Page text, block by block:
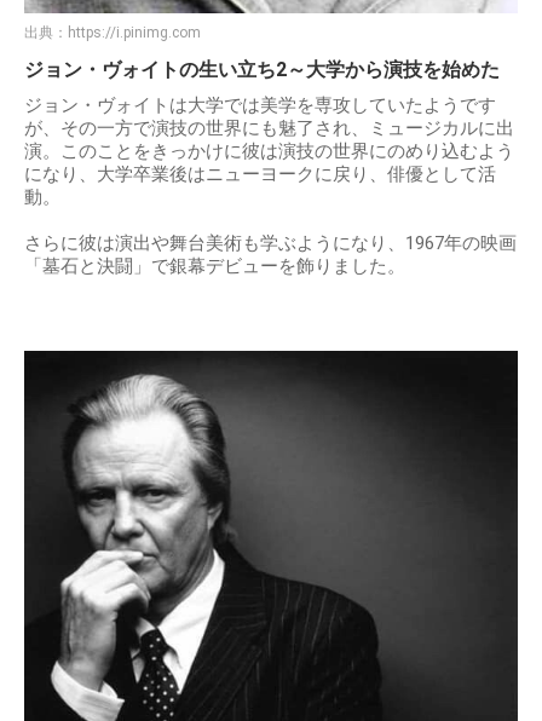
出典： https://i.pinimg.com
ジョン・ヴォイトの生い立ち2～大学から演技を始めた
ジョン・ヴォイトは大学では美学を専攻していたようです
が、その一方で演技の世界にも魅了され、ミュージカルに出
演。このことをきっかけに彼は演技の世界にのめり込むよう
になり、大学卒業後はニューヨークに戻り、俳優として活
動。
さらに彼は演出や舞台美術も学ぶようになり、1967年の映画
「墓石と決闘」で銀幕デビューを飾りました。